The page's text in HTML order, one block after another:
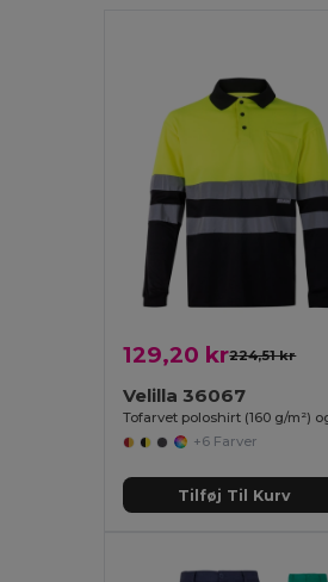
129,20 kr224,51 kr
Velilla 36067
+6 Farver
Tilføj Til Kurv